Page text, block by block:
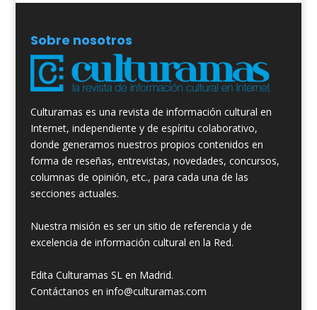
Sobre nosotros
Culturamas es una revista de información cultural en
Internet, independiente y de espíritu colaborativo,
donde generamos nuestros propios contenidos en
forma de reseñas, entrevistas, novedades, concursos,
columnas de opinión, etc., para cada una de las
secciones actuales.
Nuestra misión es ser un sitio de referencia y de
excelencia de información cultural en la Red.
Edita Culturamas SL en Madrid.
Contáctanos en info@culturamas.com